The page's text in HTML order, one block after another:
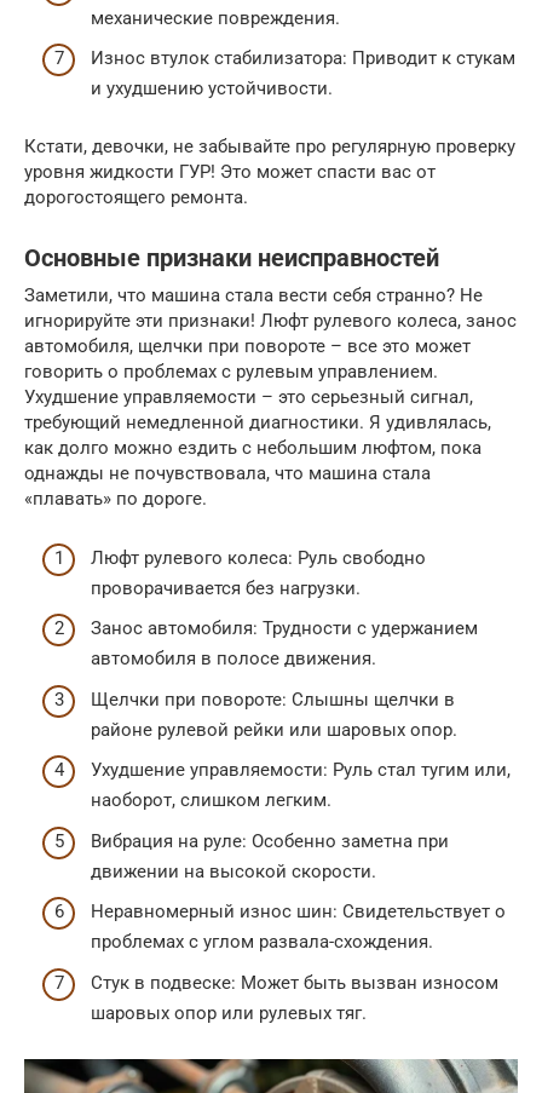
механические повреждения.
Износ втулок стабилизатора: Приводит к стукам
и ухудшению устойчивости.
Кстати, девочки, не забывайте про регулярную проверку
уровня жидкости ГУР! Это может спасти вас от
дорогостоящего ремонта.
Основные признаки неисправностей
Заметили, что машина стала вести себя странно? Не
игнорируйте эти признаки! Люфт рулевого колеса, занос
автомобиля, щелчки при повороте – все это может
говорить о проблемах с рулевым управлением.
Ухудшение управляемости – это серьезный сигнал,
требующий немедленной диагностики. Я удивлялась,
как долго можно ездить с небольшим люфтом, пока
однажды не почувствовала, что машина стала
«плавать» по дороге.
Люфт рулевого колеса: Руль свободно
проворачивается без нагрузки.
Занос автомобиля: Трудности с удержанием
автомобиля в полосе движения.
Щелчки при повороте: Слышны щелчки в
районе рулевой рейки или шаровых опор.
Ухудшение управляемости: Руль стал тугим или,
наоборот, слишком легким.
Вибрация на руле: Особенно заметна при
движении на высокой скорости.
Неравномерный износ шин: Свидетельствует о
проблемах с углом развала-схождения.
Стук в подвеске: Может быть вызван износом
шаровых опор или рулевых тяг.